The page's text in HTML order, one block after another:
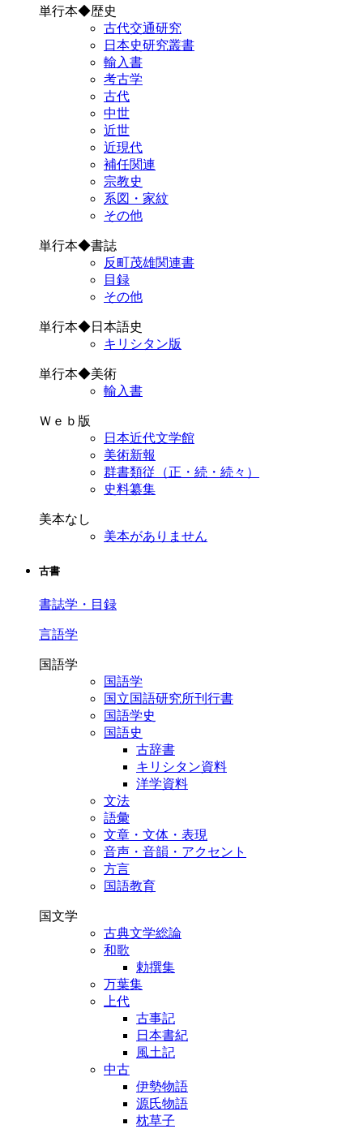
単行本◆歴史
古代交通研究
日本史研究叢書
輸入書
考古学
古代
中世
近世
近現代
補任関連
宗教史
系図・家紋
その他
単行本◆書誌
反町茂雄関連書
目録
その他
単行本◆日本語史
キリシタン版
単行本◆美術
輸入書
Ｗｅｂ版
日本近代文学館
美術新報
群書類従（正・続・続々）
史料纂集
美本なし
美本がありません
古書
書誌学・目録
言語学
国語学
国語学
国立国語研究所刊行書
国語学史
国語史
古辞書
キリシタン資料
洋学資料
文法
語彙
文章・文体・表現
音声・音韻・アクセント
方言
国語教育
国文学
古典文学総論
和歌
勅撰集
万葉集
上代
古事記
日本書紀
風土記
中古
伊勢物語
源氏物語
枕草子